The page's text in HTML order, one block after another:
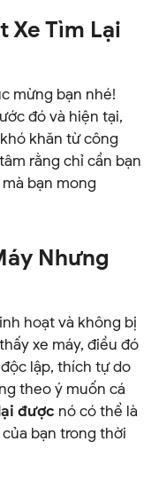
Xe Tìm Lại
mừng bạn nhé!
đó và hiện tại,
khăn từ công
rằng chỉ cần bạn
bạn mong
Nhưng
hoạt và không bị
xe máy, điều đó
lập, thích tự do
theo ý muốn cá
được nó có thể là
bạn trong thời